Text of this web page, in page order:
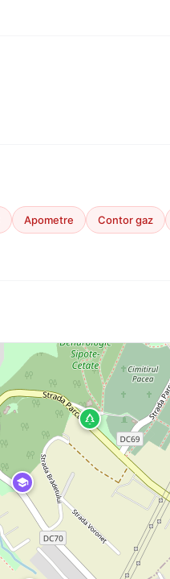
Apometre Contor gaz